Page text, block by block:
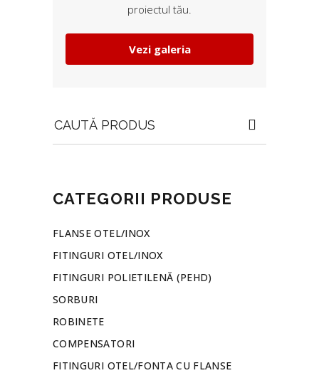
proiectul tău.
Vezi galeria
for:
CATEGORII PRODUSE
FLANSE OTEL/INOX
FITINGURI OTEL/INOX
FITINGURI POLIETILENĂ (PEHD)
SORBURI
ROBINETE
COMPENSATORI
FITINGURI OTEL/FONTA CU FLANSE